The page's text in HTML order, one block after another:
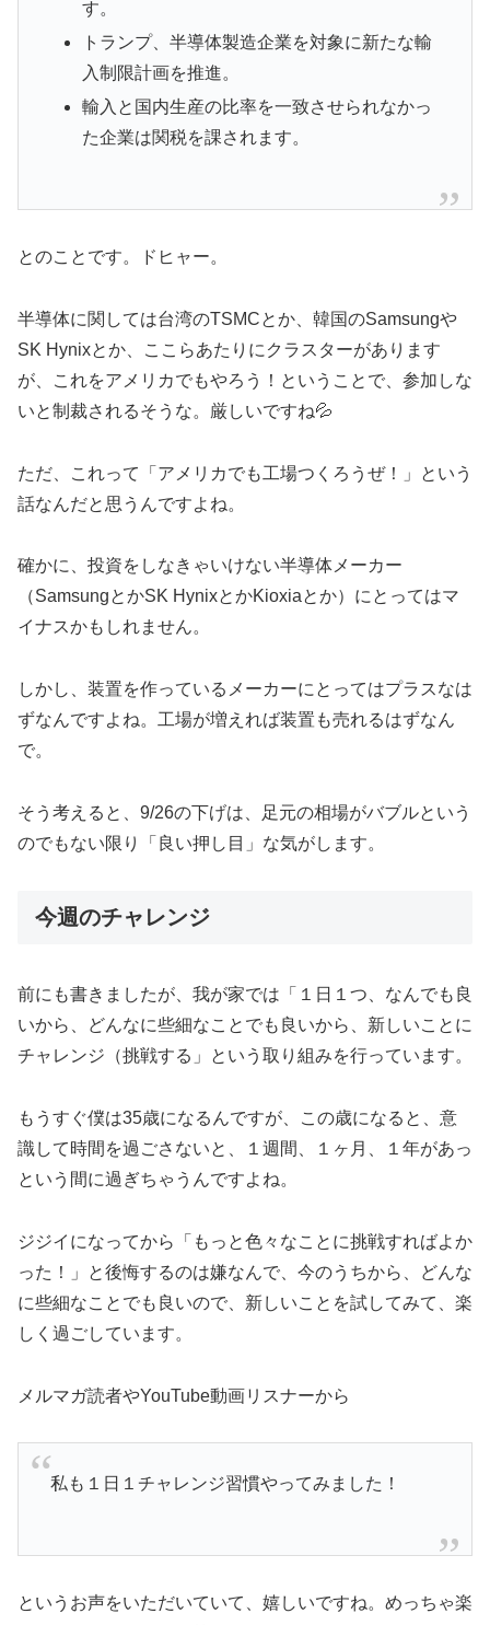
す。
トランプ、半導体製造企業を対象に新たな輸
入制限計画を推進。
輸入と国内生産の比率を一致させられなかっ
た企業は関税を課されます。
とのことです。ドヒャー。
半導体に関しては台湾のTSMCとか、韓国のSamsungや
SK Hynixとか、ここらあたりにクラスターがあります
が、これをアメリカでもやろう！ということで、参加しな
いと制裁されるそうな。厳しいですね💦
ただ、これって「アメリカでも工場つくろうぜ！」という
話なんだと思うんですよね。
確かに、投資をしなきゃいけない半導体メーカー
（SamsungとかSK HynixとかKioxiaとか）にとってはマ
イナスかもしれません。
しかし、装置を作っているメーカーにとってはプラスなは
ずなんですよね。工場が増えれば装置も売れるはずなん
で。
そう考えると、9/26の下げは、足元の相場がバブルという
のでもない限り「良い押し目」な気がします。
今週のチャレンジ
前にも書きましたが、我が家では「１日１つ、なんでも良
いから、どんなに些細なことでも良いから、新しいことに
チャレンジ（挑戦する」という取り組みを行っています。
もうすぐ僕は35歳になるんですが、この歳になると、意
識して時間を過ごさないと、１週間、１ヶ月、１年があっ
という間に過ぎちゃうんですよね。
ジジイになってから「もっと色々なことに挑戦すればよか
った！」と後悔するのは嫌なんで、今のうちから、どんな
に些細なことでも良いので、新しいことを試してみて、楽
しく過ごしています。
メルマガ読者やYouTube動画リスナーから
私も１日１チャレンジ習慣やってみました！
というお声をいただいていて、嬉しいですね。めっちゃ楽